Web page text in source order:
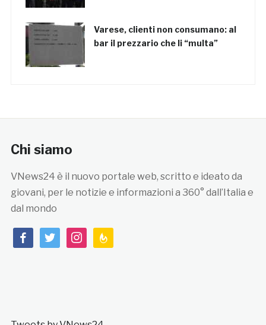
Varese, clienti non consumano: al
bar il prezzario che li “multa”
Chi siamo
VNews24 è il nuovo portale web, scritto e ideato da
giovani, per le notizie e informazioni a 360° dall’Italia e
dal mondo
facebooktwitterinstagramfeedburner